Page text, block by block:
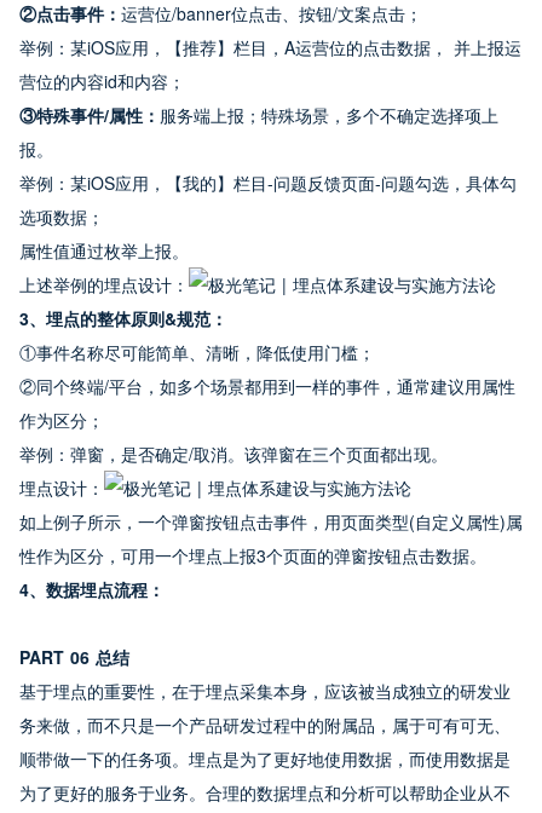
②点击事件： 运营位/banner位点击、按钮/文案点击；
举例：某iOS应用，【推荐】栏目，A运营位的点击数据， 并上报运
营位的内容id和内容；
③特殊事件/属性： 服务端上报；特殊场景，多个不确定选择项上
报。
举例：某iOS应用，【我的】栏目-问题反馈页面-问题勾选，具体勾
选项数据；
属性值通过枚举上报。
上述举例的埋点设计：
3、埋点的整体原则&规范：
①事件名称尽可能简单、清晰，降低使用门槛；
②同个终端/平台，如多个场景都用到一样的事件，通常建议用属性
作为区分；
举例：弹窗，是否确定/取消。该弹窗在三个页面都出现。
埋点设计：
如上例子所示，一个弹窗按钮点击事件，用页面类型(自定义属性)属
性作为区分，可用一个埋点上报3个页面的弹窗按钮点击数据。
4、数据埋点流程：
PART 06 总结
基于埋点的重要性，在于埋点采集本身，应该被当成独立的研发业
务来做，而不只是一个产品研发过程中的附属品，属于可有可无、
顺带做一下的任务项。埋点是为了更好地使用数据，而使用数据是
为了更好的服务于业务。合理的数据埋点和分析可以帮助企业从不